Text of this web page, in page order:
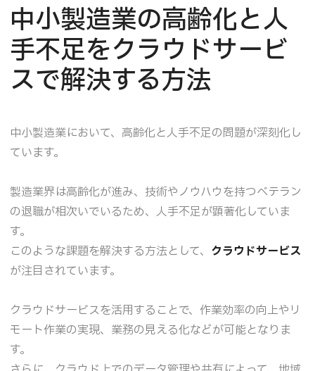
中小製造業の高齢化と人
手不足をクラウドサービ
スで解決する方法
中小製造業において、高齢化と人手不足の問題が深刻化し
ています。
製造業界は高齢化が進み、技術やノウハウを持つベテラン
の退職が相次いでいるため、人手不足が顕著化していま
す。
このような課題を解決する方法として、 クラウドサービス
が注目されています。
クラウドサービスを活用することで、作業効率の向上やリ
モート作業の実現、業務の見える化などが可能となりま
す。